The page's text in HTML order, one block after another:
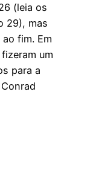
(leia os
29), mas
fim. Em
um
para a